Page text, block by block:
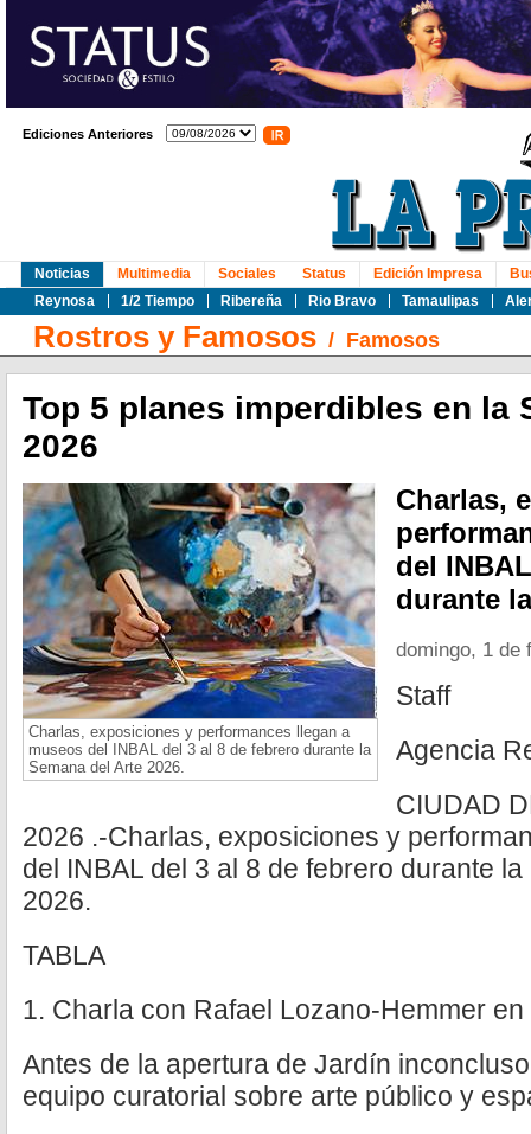
Ediciones Anteriores
Noticias
Reynosa
1/2 Tiempo Ribereña Rio Bravo Tamaulipas
Multimedia Sociales Status Edición Impresa
Rostros y Famosos / Famosos
Top 5 planes imperdibles en la
2026
Charlas, exposiciones y performances llegan a
museos del INBAL del 3 al 8 de febrero durante la
Semana del Arte 2026.
Charlas,
del
durante
domingo, 1 de
Staff
Agencia
CIUDAD
2026 .-Charlas, exposiciones y
del INBAL del 3 al 8 de febrero durante
2026.
TABLA
1. Charla con Rafael Lozano-Hemmer
Antes de la apertura de Jardín
equipo curatorial sobre arte público y